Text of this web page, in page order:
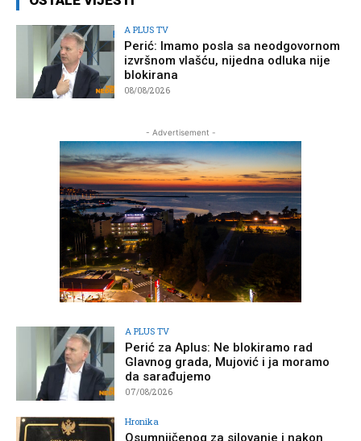
A PLUS TV
Perić: Imamo posla sa neodgovornom
izvršnom vlašću, nijedna odluka nije
blokirana
08/08/2026
- Advertisement -
A PLUS TV
Perić za Aplus: Ne blokiramo rad
Glavnog grada, Mujović i ja moramo
da sarađujemo
07/08/2026
Hronika
Osumnjičenog za silovanje i nakon